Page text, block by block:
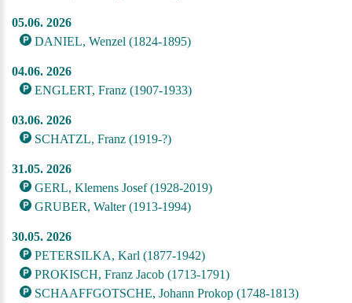
05.06. 2026
DANIEL, Wenzel (1824-1895)
04.06. 2026
ENGLERT, Franz (1907-1933)
03.06. 2026
SCHATZL, Franz (1919-?)
31.05. 2026
GERL, Klemens Josef (1928-2019)
GRUBER, Walter (1913-1994)
30.05. 2026
PETERSILKA, Karl (1877-1942)
PROKISCH, Franz Jacob (1713-1791)
SCHAAFFGOTSCHE, Johann Prokop (1748-1813)